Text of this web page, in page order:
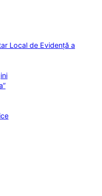
Local de Evidență a